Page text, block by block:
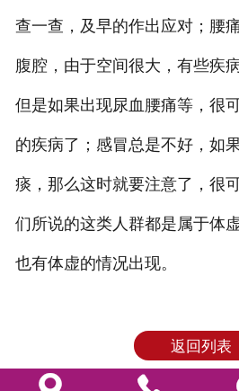
查一查，及早的作出应对；腰
腹腔，由于空间很大，有些疾
但是如果出现尿血腰痛等，很
的疾病了；感冒总是不好，如
痰，那么这时就要注意了，很
们所说的这类人群都是属于体
也有体虚的情况出现。
返回列表